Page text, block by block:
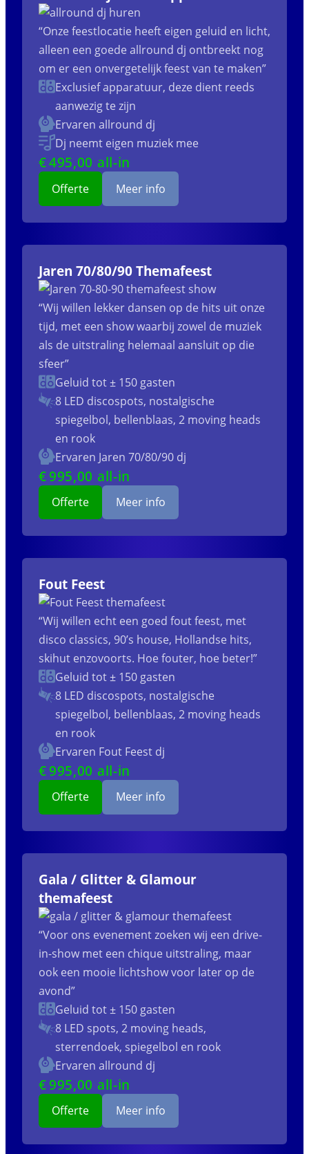
“Onze feestlocatie heeft eigen geluid en licht,
alleen een goede allround dj ontbreekt nog
om er een onvergetelijk feest van te maken”
Exclusief apparatuur, deze dient reeds
aanwezig te zijn
Ervaren allround dj
Dj neemt eigen muziek mee
€495,00 all-in
Offerte Meer info
Jaren 70/80/90 Themafeest
“Wij willen lekker dansen op de hits uit onze
tijd, met een show waarbij zowel de muziek
als de uitstraling helemaal aansluit op die
sfeer”
Geluid tot ± 150 gasten
8 LED discospots, nostalgische
spiegelbol, bellenblaas, 2 moving heads
en rook
Ervaren Jaren 70/80/90 dj
€995,00 all-in
Offerte Meer info
Fout Feest
“Wij willen echt een goed fout feest, met
disco classics, 90’s house, Hollandse hits,
skihut enzovoorts. Hoe fouter, hoe beter!”
Geluid tot ± 150 gasten
8 LED discospots, nostalgische
spiegelbol, bellenblaas, 2 moving heads
en rook
Ervaren Fout Feest dj
€995,00 all-in
Offerte Meer info
Gala / Glitter & Glamour
themafeest
“Voor ons evenement zoeken wij een drive-
in-show met een chique uitstraling, maar
ook een mooie lichtshow voor later op de
avond”
Geluid tot ± 150 gasten
8 LED spots, 2 moving heads,
sterrendoek, spiegelbol en rook
Ervaren allround dj
€995,00 all-in
Offerte Meer info